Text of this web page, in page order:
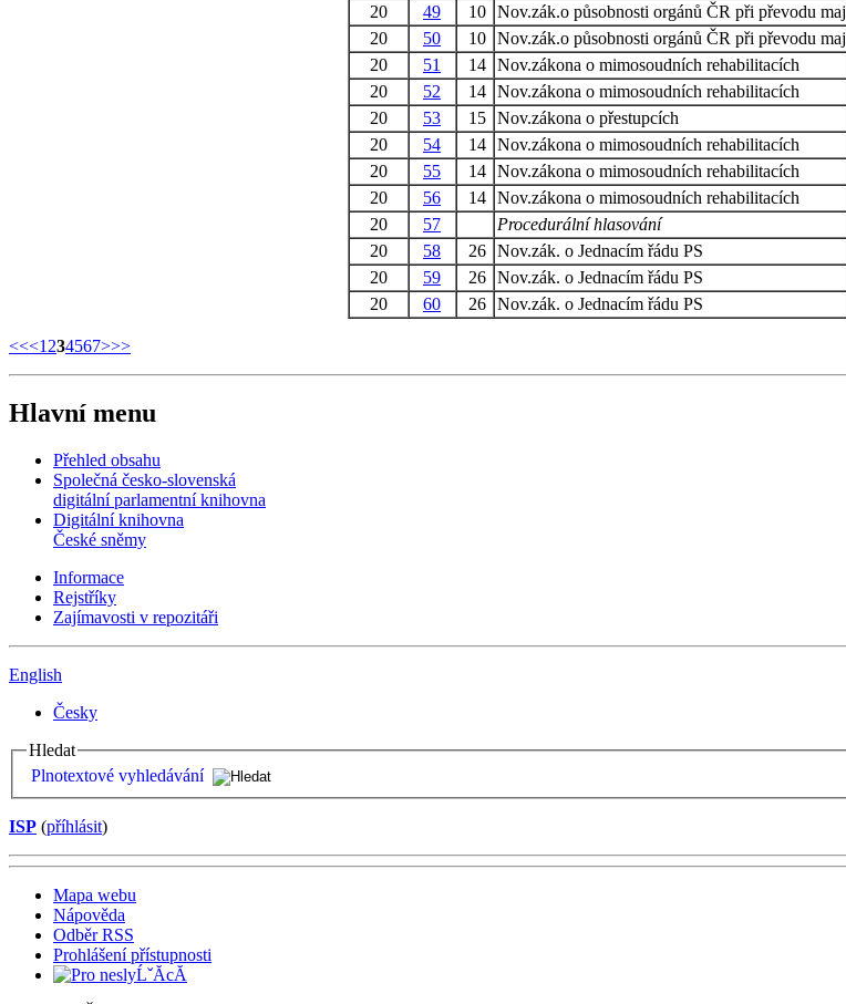
20
49 10 Nov.zák.o působnosti orgánů ČR při převodu maj
20
50 10 Nov.zák.o působnosti orgánů ČR při převodu maj
20
51 14 Nov.zákona o mimosoudních rehabilitacích
20
52 14 Nov.zákona o mimosoudních rehabilitacích
20
53 15 Nov.zákona o přestupcích
20
54 14 Nov.zákona o mimosoudních rehabilitacích
20
55 14 Nov.zákona o mimosoudních rehabilitacích
20
56 14 Nov.zákona o mimosoudních rehabilitacích
20
57 Procedurální hlasování
20
58 26 Nov.zák. o Jednacím řádu PS
20
59 26 Nov.zák. o Jednacím řádu PS
20
60 26 Nov.zák. o Jednacím řádu PS
<<<1 234567>>>
Hlavní menu
Přehled obsahu
Společná česko-slovenská
digitální parlamentní knihovna
Digitální knihovna
České sněmy
Informace
Rejstříky
Zajímavosti v repozitáři
English
Česky
Hledat
Plnotextové vyhledávání
ISP (příhlásit)
Mapa webu
Nápověda
Odběr RSS
Prohlášení přístupnosti